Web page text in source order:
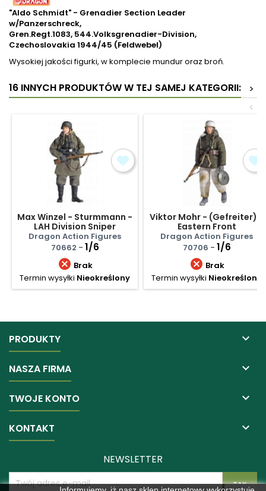
"Aldo Schmidt" - Grenadier Section Leader
w/Panzerschreck,
Gren.Regt.1083, 544.Volksgrenadier-Division,
Czechoslovakia 1944/45 (Feldwebel)
Wysokiej jakości figurki, w komplecie mundur oraz broń.
16 INNYCH PRODUKTÓW W TEJ SAMEJ KATEGORII:
>
<
Max Winzel - Sturmmann -
LAH Division Sniper
Dragon Action Figures
70662 - 1/6
 Brak
Termin wysyłki Nieokreślony
Viktor Mohr - (Gefreiter) -
Eastern Front
Fallschirmjager
Dragon Action Figures
70706 - 1/6
 Brak
Termin wysyłki Nieokreślony
PRODUKTY 
NASZA FIRMA 
TWOJE KONTO 
KONTAKT 
NEWSLETTER